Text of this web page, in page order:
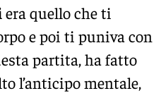
era quello che ti
e poi ti puniva con
partita, ha fatto
l’anticipo mentale,